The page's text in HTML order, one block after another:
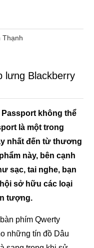
Thạnh
lưng Blackberry
không thể
là một trong
nhất đến từ thương
này, bên cạnh
sạc, tai nghe, bạn
sở hữu các loại
tượng.
phím Qwerty
những tín đồ Dâu